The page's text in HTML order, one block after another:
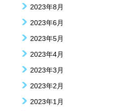
2023年8月
2023年6月
2023年5月
2023年4月
2023年3月
2023年2月
2023年1月